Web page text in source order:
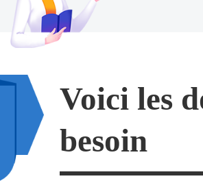
Voici les
besoin